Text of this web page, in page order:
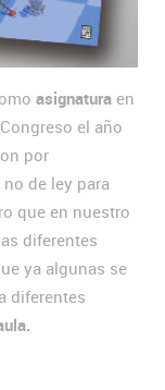
asignatura en
el año
por
de ley para
que en nuestro
diferentes
ya algunas se
diferentes